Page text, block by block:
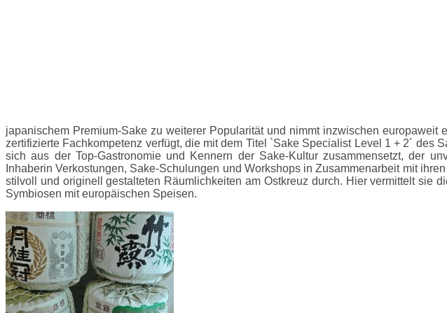
japanischem Premium-Sake zu weiterer Popularität und nimmt inzwischen europaweit
zertifizierte Fachkompetenz verfügt, die mit dem Titel `Sake Specialist Level 1 + 2´
sich aus der Top-Gastronomie und Kennern der Sake-Kultur zusammensetzt, der
Inhaberin Verkostungen, Sake-Schulungen und Workshops in Zusammenarbeit mit
stilvoll und originell gestalteten Räumlichkeiten am Ostkreuz durch. Hier vermittelt sie
Symbiosen mit europäischen Speisen.